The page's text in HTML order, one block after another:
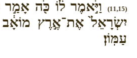
(11,15)
וַיֹּ֣אמֶר ל֔וֹ כֹּ֖ה
יִשְׂרָאֵל֙ אֶת־אֶ֣רֶץ מוֹאָ֔ב
עַמּֽוֹן׃